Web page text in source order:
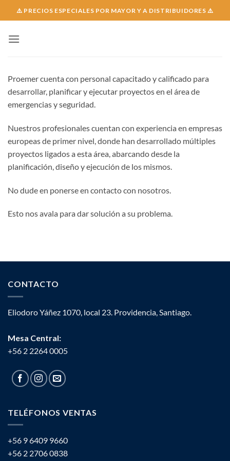
to
⚠️ PRECIOS ESPECIALES POR MAYOR Y A DISTRIBUIDORES ⚠️
Proemer cuenta con personal capacitado y calificado para
desarrollar, planificar y ejecutar proyectos en el área de
emergencias y seguridad.
Nuestros profesionales cuentan con experiencia en empresas
europeas de primer nivel, donde han desarrollado múltiples
proyectos ligados a esta área, abarcando desde la
planificación, diseño y ejecución de los mismos.
No dude en ponerse en contacto con nosotros.
Esto nos avala para dar solución a su problema.
CONTACTO
Eliodoro Yáñez 1070, local 23. Providencia, Santiago.
Mesa Central:
+56 2 2264 0005
TELÉFONOS VENTAS
+56 9 6409 9660
+56 2 2706 0838